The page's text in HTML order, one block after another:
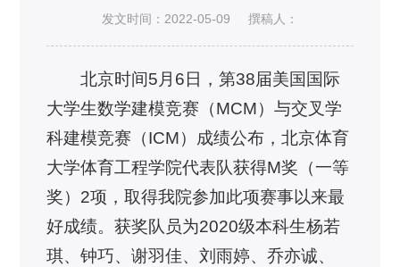
发文时间：2022-05-09 撰稿人：
北京时间5月6日，第38届美国国际
大学生数学建模竞赛（MCM）与交叉学
科建模竞赛（ICM）成绩公布，北京体育
大学体育工程学院代表队获得M奖（一等
奖）2项，取得我院参加此项赛事以来最
好成绩。获奖队员为2020级本科生杨若
琪、钟巧、谢羽佳、刘雨婷、乔亦诚、